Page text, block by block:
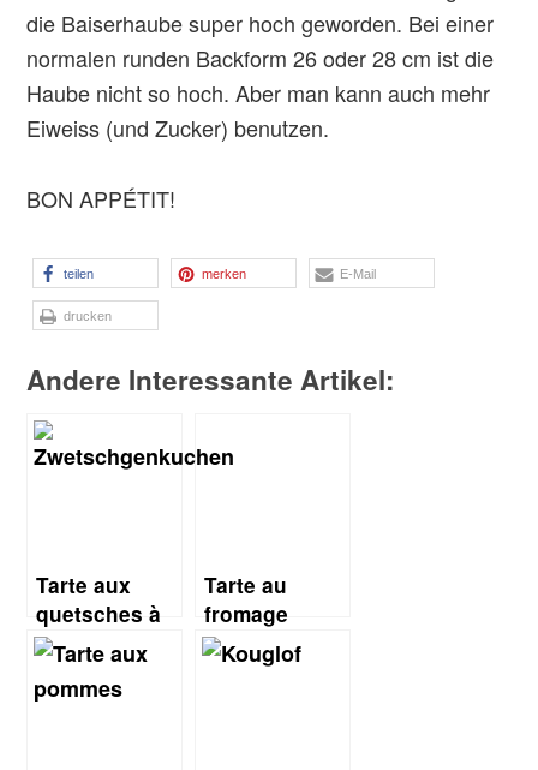
die Baiserhaube super hoch geworden. Bei einer
normalen runden Backform 26 oder 28 cm ist die
Haube nicht so hoch. Aber man kann auch mehr
Eiweiss (und Zucker) benutzen.
BON APPÉTIT!
teilen merken E-Mail
drucken
Andere Interessante Artikel:
Tarte aux
quetsches à
l’alsacienne
(Elsässischer
Zwetschgenkuchen)
Tarte au
fromage
blanc à
l’Alsacienne